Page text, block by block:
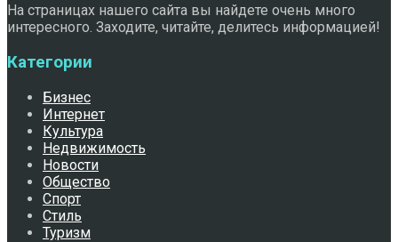
На страницах нашего сайта вы найдете очень много
интересного. Заходите, читайте, делитесь информацией!
Категории
Бизнес
Интернет
Культура
Недвижимость
Новости
Общество
Спорт
Стиль
Туризм